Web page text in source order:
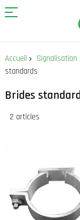
contenu
Accueil Signalisation
standards
Brides
2 articles